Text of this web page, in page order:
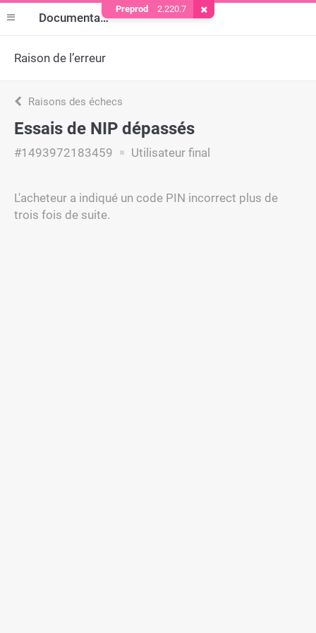
Documentation
Raison de l’erreur
Raisons des échecs
Essais de NIP dépassés
#1493972183459 Utilisateur final
L'acheteur a indiqué un code PIN incorrect plus de
trois fois de suite.
Preprod 2.220.7 Supprimer le cookie